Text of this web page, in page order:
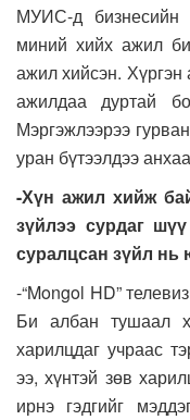
МУИС-д бизнесийн
миний хийх ажил
ажил хийсэн.
ажилдаа дуртай
Мэргэжлээрээ
уран бүтээлдээ
-Хүн ажил хийж
зүйлээ сурдаг
суралцсан зүйл нь
-“Mongol HD”
Би албан тушаал
харилцдаг учраас
ээ, хүнтэй зөв
ирнэ гэдгийг